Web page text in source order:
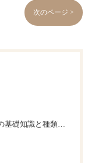
次のページ >
池ノ上駅エリアで入れ歯の基礎知識と種類徹底解説｜費用・選び方・治療の流れまでわかる完全ガイド